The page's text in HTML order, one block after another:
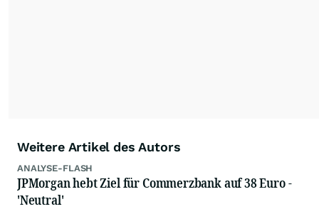
Weitere Artikel des Autors
ANALYSE-FLASH
JPMorgan hebt Ziel für Commerzbank auf 38 Euro -
'Neutral'